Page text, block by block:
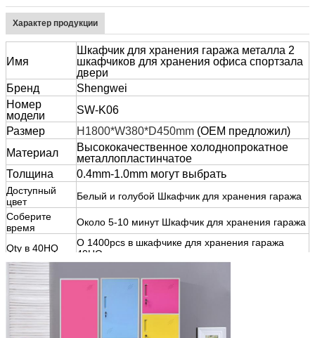
Характер продукции
Имя
Шкафчик для хранения гаража металла 2
шкафчиков для хранения офиса спортзала
двери
Бренд
Shengwei
Номер
модели
SW-K06
Размер
H1800*W380*D450mm (OEM предложил)
Материал
Высококачественное холоднопрокатное
металлопластинчатое
Толщина
0.4mm-1.0mm могут выбрать
Доступный
цвет
Белый и голубой Шкафчик для хранения гаража
Соберите
время
Около 5-10 минут Шкафчик для хранения гаража
Qty в 40HQ
О 1400pcs в шкафчике для хранения гаража
40HQ
Время
выполнения
MOQ 60pcs, заказ образца принимают
шкафчиков
Условия
оплаты
T/T, западное соединение, грамм денег